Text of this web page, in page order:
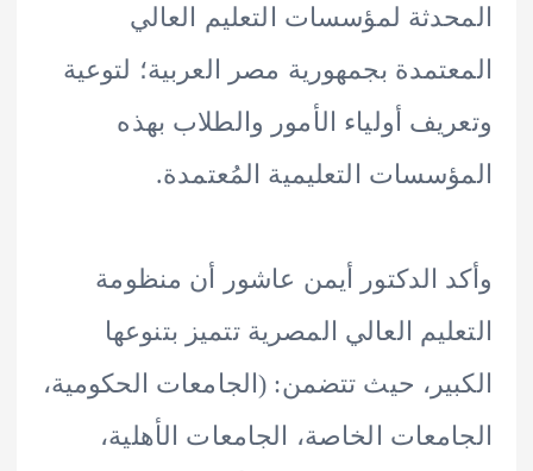
لمؤسسات التعليم العالي
بجمهورية مصر العربية؛ لتوعية
أولياء الأمور والطلاب بهذه
التعليمية المُعتمدة.
الدكتور أيمن عاشور أن منظومة
العالي المصرية تتميز بتنوعها
حيث تتضمن: (الجامعات الحكومية،
الخاصة، الجامعات الأهلية،